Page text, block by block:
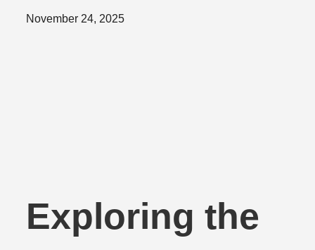
Posted
November 24, 2025
Exploring the